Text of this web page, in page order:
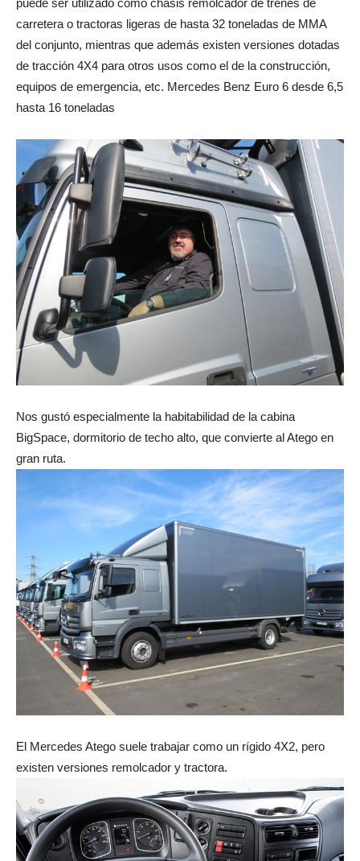
puede ser utilizado como chasis remolcador de trenes de
carretera o tractoras ligeras de hasta 32 toneladas de MMA
del conjunto, mientras que además existen versiones dotadas
de tracción 4X4 para otros usos como el de la construcción,
equipos de emergencia, etc. Mercedes Benz Euro 6 desde 6,5
hasta 16 toneladas
Nos gustó especialmente la habitabilidad de la cabina
BigSpace, dormitorio de techo alto, que convierte al Atego en
gran ruta.
El Mercedes Atego suele trabajar como un rígido 4X2, pero
existen versiones remolcador y tractora.